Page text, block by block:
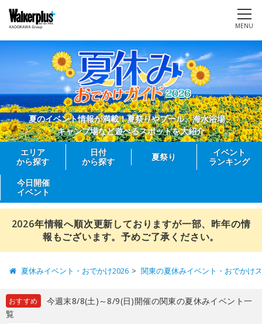
MENU
夏のイベント情報が満載！夏祭りやプール、海水浴場、
キャンプ場など遊べるスポットを大紹介
エリア
から探す
日付
から探す
夏祭り
イベント
ランキング
今日開催
イベント
2026年情報へ順次更新しておりますが一部、昨年の情
報もございます。予めご了承ください。
夏休みイベント・おでかけ2026 関東の夏休みイベント・おでかけ
おすすめ
今週末8/8(土)～8/9(日)開催の関東の夏休みイベント一
覧